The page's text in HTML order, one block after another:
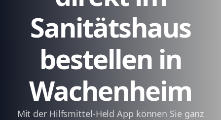
Sanitätshaus
bestellen in
Wachenheim
Mit der Hilfsmittel-Held App können Sie ganz